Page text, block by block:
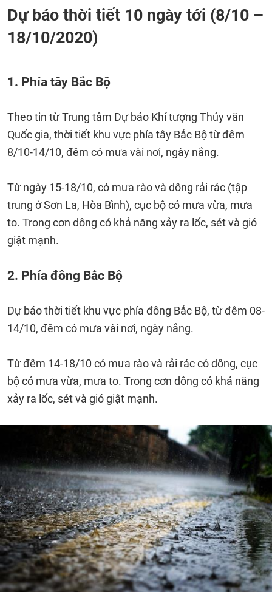
Dự báo thời tiết 10 ngày tới (8/10 –
18/10/2020)
1. Phía tây Bắc Bộ
Theo tin từ Trung tâm Dự báo Khí tượng Thủy văn
Quốc gia, thời tiết khu vực phía tây Bắc Bộ từ đêm
8/10-14/10, đêm có mưa vài nơi, ngày nắng.
Từ ngày 15-18/10, có mưa rào và dông rải rác (tập
trung ở Sơn La, Hòa Bình), cục bộ có mưa vừa, mưa
to. Trong cơn dông có khả năng xảy ra lốc, sét và gió
giật mạnh.
2. Phía đông Bắc Bộ
Dự báo thời tiết khu vực phía đông Bắc Bộ, từ đêm 08-
14/10, đêm có mưa vài nơi, ngày nắng.
Từ đêm 14-18/10 có mưa rào và rải rác có dông, cục
bộ có mưa vừa, mưa to. Trong cơn dông có khả năng
xảy ra lốc, sét và gió giật mạnh.